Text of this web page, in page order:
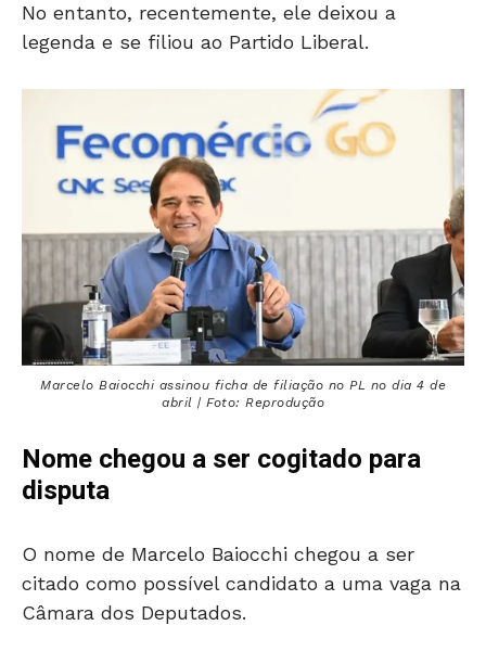
No entanto, recentemente, ele deixou a
legenda e se filiou ao Partido Liberal.
Marcelo Baiocchi assinou ficha de filiação no PL no dia 4 de
abril | Foto: Reprodução
Nome chegou a ser cogitado para
disputa
O nome de Marcelo Baiocchi chegou a ser
citado como possível candidato a uma vaga na
Câmara dos Deputados.